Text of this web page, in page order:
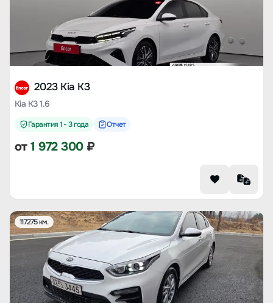
2023 Kia K3
Kia K3 1.6
Гарантия 1 - 3 года Отчет
от1 972 300₽
117275 км.